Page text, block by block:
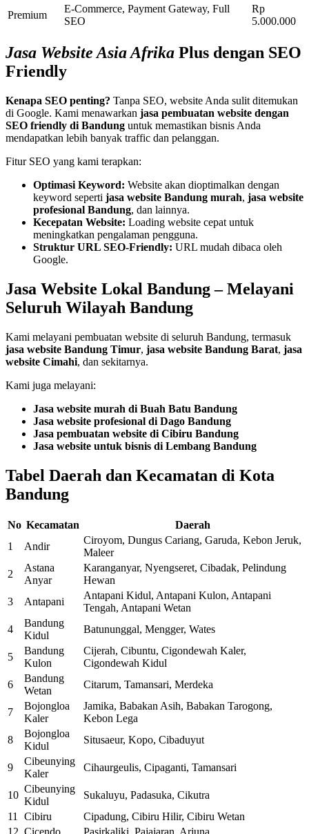
Premium
E-Commerce, Payment Gateway, Full
SEO
Rp
5.000.000
Jasa Website Asia Afrika Plus dengan SEO
Friendly
Kenapa SEO penting? Tanpa SEO, website Anda sulit ditemukan
di Google. Kami menawarkan jasa pembuatan website dengan
SEO friendly di Bandung untuk memastikan bisnis Anda
mendapatkan lebih banyak traffic dan pelanggan.
Fitur SEO yang kami terapkan:
Optimasi Keyword: Website akan dioptimalkan dengan
keyword seperti jasa website Bandung murah, jasa website
profesional Bandung, dan lainnya.
Kecepatan Website: Loading website cepat untuk
meningkatkan pengalaman pengguna.
Struktur URL SEO-Friendly: URL mudah dibaca oleh
Google.
Jasa Website Lokal Bandung – Melayani
Seluruh Wilayah Bandung
Kami melayani pembuatan website di seluruh Bandung, termasuk
jasa website Bandung Timur, jasa website Bandung Barat, jasa
website Cimahi, dan sekitarnya.
Kami juga melayani:
Jasa website murah di Buah Batu Bandung
Jasa website profesional di Dago Bandung
Jasa pembuatan website di Cibiru Bandung
Jasa website untuk bisnis di Lembang Bandung
Tabel Daerah dan Kecamatan di Kota
Bandung
No Kecamatan
Daerah
1
Andir
Ciroyom, Dungus Cariang, Garuda, Kebon Jeruk,
Maleer
2
Astana
Anyar
Karanganyar, Nyengseret, Cibadak, Pelindung
Hewan
3
Antapani
Antapani Kidul, Antapani Kulon, Antapani
Tengah, Antapani Wetan
4
Bandung
Kidul
Batununggal, Mengger, Wates
5
Bandung
Kulon
Cijerah, Cibuntu, Cigondewah Kaler,
Cigondewah Kidul
6
Bandung
Wetan
Citarum, Tamansari, Merdeka
7
Bojongloa
Kaler
Jamika, Babakan Asih, Babakan Tarogong,
Kebon Lega
8
Bojongloa
Kidul
Situsaeur, Kopo, Cibaduyut
9
Cibeunying
Kaler
Cihaurgeulis, Cipaganti, Tamansari
10
Cibeunying
Kidul
Sukaluyu, Padasuka, Cikutra
11 Cibiru
Cipadung, Cibiru Hilir, Cibiru Wetan